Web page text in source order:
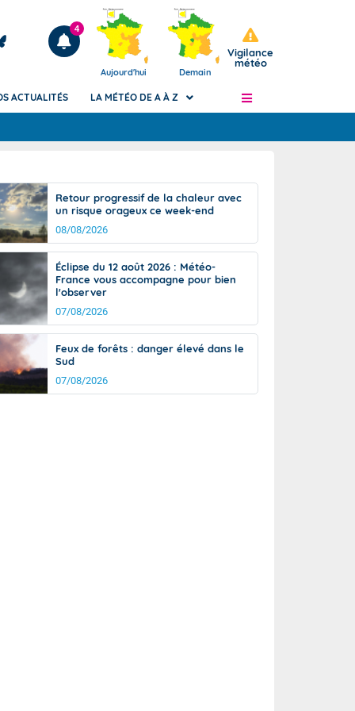
Articles
4
Aujourd'hui Demain
Vigilance
météo
de
Phénomènes dangereux de J+2 à J+7
Avertissement pluies intenses à l'échelle
des communes (Apic)
Bulletins Marine
Bulletins d'estimation du risque
d'avalanche
Météo des forêts
Vigicrues
ACTUALITÉS LA MÉTÉO DE A À Z
Retour progressif de la chaleur avec
un risque orageux ce week-end
08/08/2026
Éclipse du 12 août 2026 : Météo-
France vous accompagne pour bien
l'observer
07/08/2026
Feux de forêts : danger élevé dans le
Sud
07/08/2026